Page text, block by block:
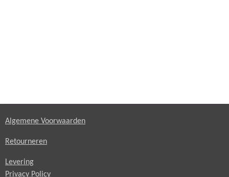
Algemene Voorwaarden
Retourneren
Levering
Privacy Policy